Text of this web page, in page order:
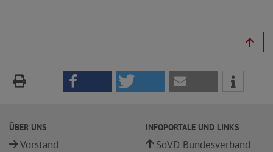
ÜBER UNS
Vorstand
INFOPORTALE UND LINKS
SoVD Bundesverband